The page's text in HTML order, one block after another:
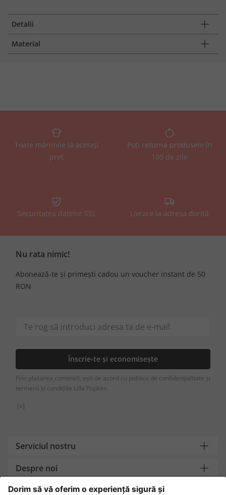
Detalii
Material
Toate mărimile la același
preț
Poți returna produsele în
100 de zile
Securitatea datelor SSL Livrare la adresa dorită
Nu rata nimic!
Abonează-te și primești cadou un voucher instant de 50
RON
Înscrie-te și economisește
Prin plasarea comenzii, ești de acord cu politica de confidențialitate și
termenii și condițiile Ulla Popken.
[+]
Serviciul nostru
Despre noi
Contact